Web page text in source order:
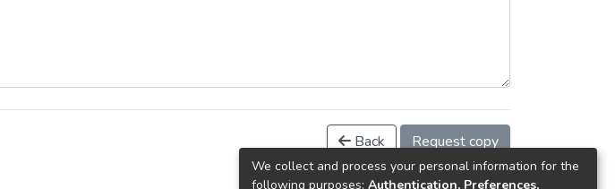
Back Request copy
We collect and process your personal information for the
following purposes: Authentication, Preferences,